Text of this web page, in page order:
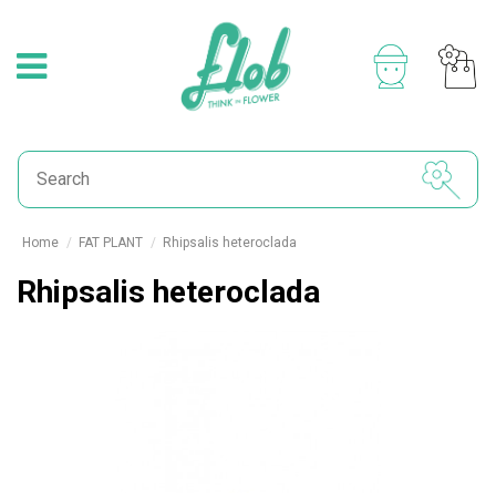
Home FAT PLANT Rhipsalis heteroclada
Rhipsalis heteroclada